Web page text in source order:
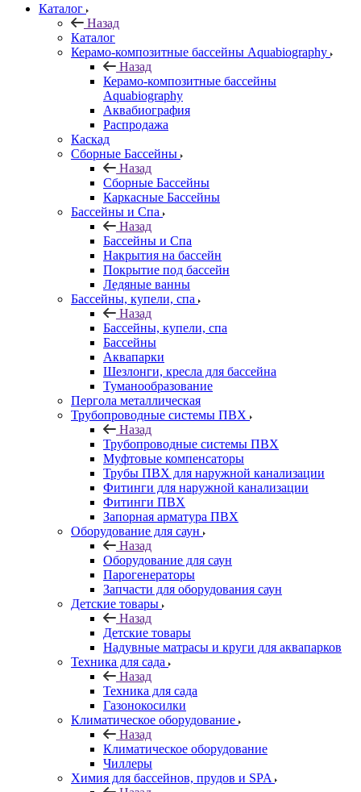
Каталог
Назад
Каталог
Керамо-композитные бассейны Aquabiography
Назад
Керамо-композитные бассейны
Aquabiography
Аквабиография
Распродажа
Каскад
Сборные Бассейны
Назад
Сборные Бассейны
Каркасные Бассейны
Бассейны и Спа
Назад
Бассейны и Спа
Накрытия на бассейн
Покрытие под бассейн
Ледяные ванны
Бассейны, купели, спа
Назад
Бассейны, купели, спа
Бассейны
Аквапарки
Шезлонги, кресла для бассейна
Туманообразование
Пергола металлическая
Трубопроводные системы ПВХ
Назад
Трубопроводные системы ПВХ
Муфтовые компенсаторы
Трубы ПВХ для наружной канализации
Фитинги для наружной канализации
Фитинги ПВХ
Запорная арматура ПВХ
Оборудование для саун
Назад
Оборудование для саун
Парогенераторы
Запчасти для оборудования саун
Детские товары
Назад
Детские товары
Надувные матрасы и круги для аквапарков
Техника для сада
Назад
Техника для сада
Газонокосилки
Климатическое оборудование
Назад
Климатическое оборудование
Чиллеры
Химия для бассейнов, прудов и SPA